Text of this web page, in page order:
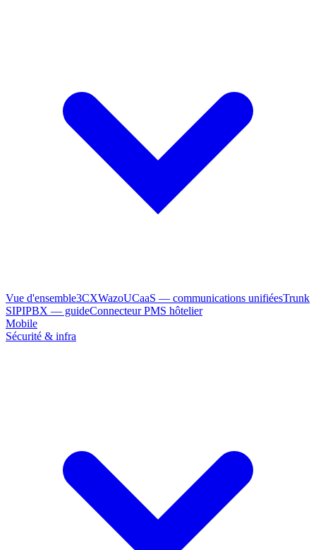
Vue d'ensemble3CXWazoUCaaS — communications unifiéesTrunk
SIPIPBX — guideConnecteur PMS hôtelier
Mobile
Sécurité & infra